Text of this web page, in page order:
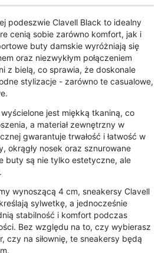
podeszwie Clavell Black to idealny
cenią sobie zarówno komfort, jak i
buty damskie wyróżniają się
oraz niezwykłym połączeniem
z bielą, co sprawia, że doskonale
stylizacje - zarówno te casualowe,
jest miękką tkaniną, co
a materiał zewnętrzny w
gwarantuje trwałość i łatwość w
okrągły nosek oraz sznurowane
buty są nie tylko estetyczne, ale
wynoszącą 4 cm, sneakersy Clavell
sylwetkę, a jednocześnie
stabilność i komfort podczas
Bez względu na to, czy wybierasz
czy na siłownię, te sneakersy będą